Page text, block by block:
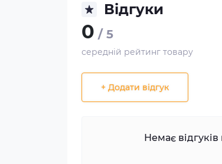
Відгуки
0 / 5
середній рейтинг товару
+ Додати відгук
Немає